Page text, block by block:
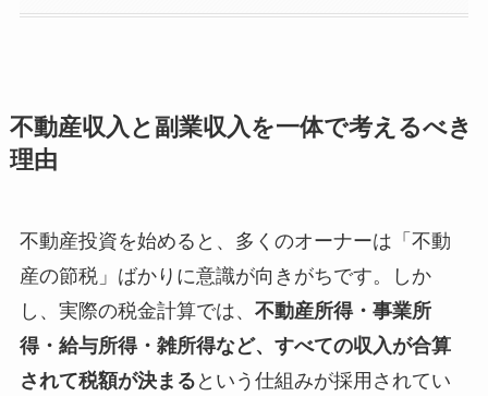
不動産収入と副業収入を一体で考えるべき
理由
不動産投資を始めると、多くのオーナーは「不動
産の節税」ばかりに意識が向きがちです。しか
し、実際の税金計算では、 不動産所得・事業所
得・給与所得・雑所得など、すべての収入が合算
されて税額が決まる という仕組みが採用されてい